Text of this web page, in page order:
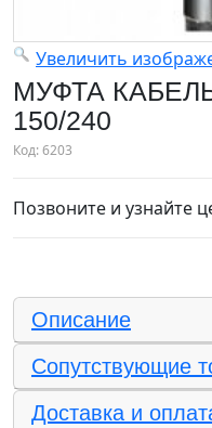
Увеличить
МУФТА
150/240
Код:6203
Позвоните и узнайте
Описание
Сопутствующие
Доставка и